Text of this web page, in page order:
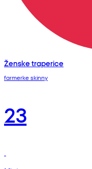
Ženske traperice
farmerke skinny
23